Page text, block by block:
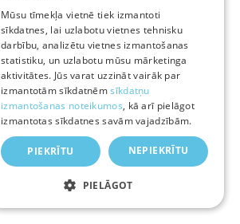
RUSSIAN
ENGLISH
Mūsu tīmekļa vietnē tiek izmantoti
sīkdatnes, lai uzlabotu vietnes tehnisku
darbību, analizētu vietnes izmantošanas
statistiku, un uzlabotu mūsu mārketinga
aktivitātes. Jūs varat uzzināt vairāk par
izmantotām sīkdatnēmsīkdatņu
izmantošanas noteikumos, kā arī pielāgot
izmantotas sīkdatnes savām vajadzībām.
PIEKRĪTU NEPIEKRĪTU
PIELĀGOT